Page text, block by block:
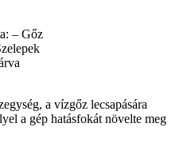
– Gőz
a vízgőz lecsapására
a gép hatásfokát növelte meg